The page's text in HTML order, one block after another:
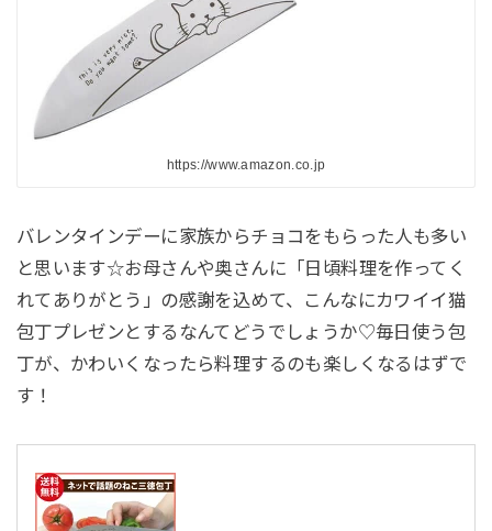
https://www.amazon.co.jp
バレンタインデーに家族からチョコをもらった人も多い
と思います☆お母さんや奥さんに「日頃料理を作ってく
れてありがとう」の感謝を込めて、こんなにカワイイ猫
包丁プレゼンとするなんてどうでしょうか♡毎日使う包
丁が、かわいくなったら料理するのも楽しくなるはずで
す！